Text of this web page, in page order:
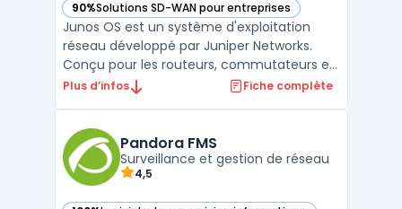
90%Solutions SD-WAN pour entreprises
— voir Junos OS dans cette catégorie
Junos OS est un système d'exploitation
réseau développé par Juniper Networks.
Conçu pour les routeurs, commutateurs et
pare-feu de la marque, il repose sur une
FreeBSD, il offre un environnement robuste
et une programma ...
Plus d’infos Fiche complète
Pandora FMS
Surveillance et gestion de réseau
4,5